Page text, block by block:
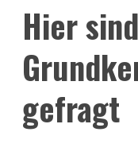
Hier
gefragt